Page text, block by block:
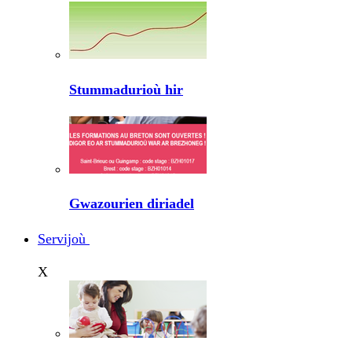
Stummadurioù hir
Gwazourien diriadel
Servijoù
X